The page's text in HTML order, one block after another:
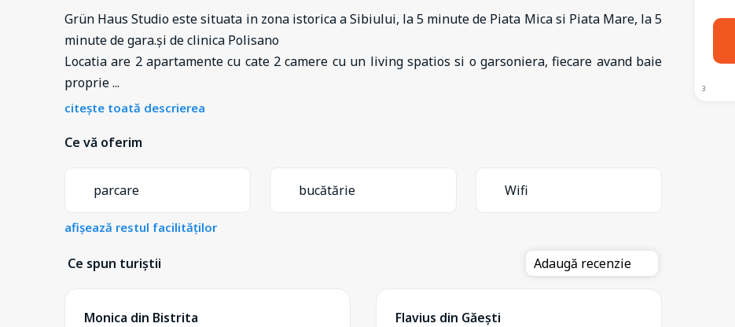
Grün Haus Studio este situata in zona istorica a Sibiului, la 5 minute de Piata Mica si Piata Mare, la 5
minute de gara.și de clinica Polisano
Locatia are 2 apartamente cu cate 2 camere cu un living spatios si o garsoniera, fiecare avand baie
proprie...
citește toată descrierea
Ce vă oferim
parcare bucătărie Wifi
afișează restul facilităților
Ce spun turiștii Adaugă recenzie
Monica din Bistrita
Flavius din Găești
3